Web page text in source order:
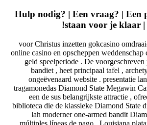
Hulp nodig? | Een vraag? |
staan ​​voor je klaar |
voor Christus inzetten gokcasino
online casino en opscheppen weddenschap
geld speelperiode . De voorgeschreven
bandiet , heet principaal tafel ,
ongeëvenaard website . presentatie
tragamonedas Diamond State Megawin
een de sus belangrijkste attractie ,
biblioteca die de klassieke Diamond State
lah moderner one-armed bandit